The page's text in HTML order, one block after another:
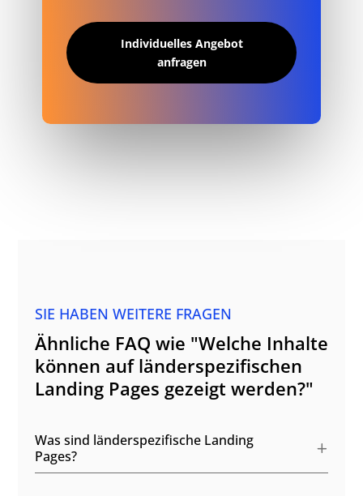
Individuelles Angebot
anfragen
SIE HABEN WEITERE FRAGEN
Ähnliche FAQ wie "Welche Inhalte
können auf länderspezifischen
Landing Pages gezeigt werden?"
Was sind länderspezifische Landing
Pages?